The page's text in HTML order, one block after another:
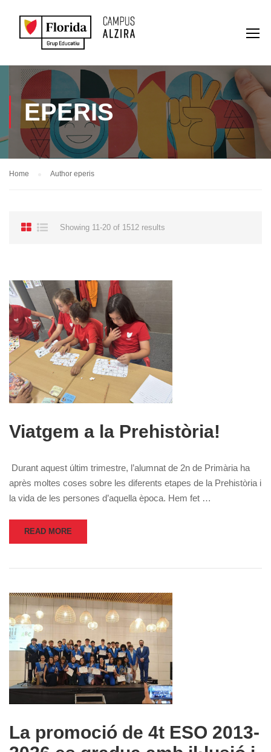
EPERIS
Home Author eperis
Showing 11-20 of 1512 results
Viatgem a la Prehistòria!
Durant aquest últim trimestre, l’alumnat de 2n de Primària ha
après moltes coses sobre les diferents etapes de la Prehistòria i
la vida de les persones d’aquella època. Hem fet …
READ MORE
La promoció de 4t ESO 2013-